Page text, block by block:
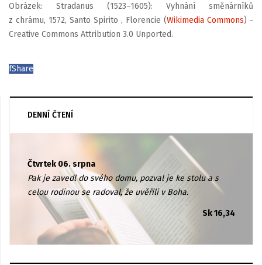
Obrázek: Stradanus (1523–1605): Vyhnání směnárníků
z chrámu, 1572, Santo Spirito , Florencie (Wikimedia Commons) -
Creative Commons Attribution 3.0 Unported.
fShare
DENNÍ ČTENÍ
Čtvrtek 06. srpna
Pak je zavedl do svého domu, pozval je ke stolu a s
celou rodinou se radoval, že uvěřili v Boha.
Sk 16,34